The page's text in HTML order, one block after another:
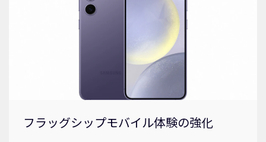
フラッグシップモバイル体験の強化